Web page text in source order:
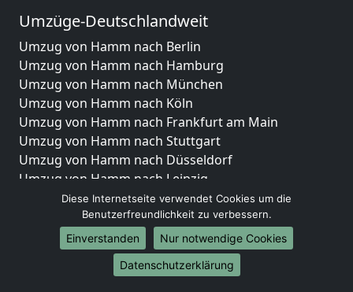
Umzüge-Deutschlandweit
Umzug von Hamm nach Berlin
Umzug von Hamm nach Hamburg
Umzug von Hamm nach München
Umzug von Hamm nach Köln
Umzug von Hamm nach Frankfurt am Main
Umzug von Hamm nach Stuttgart
Umzug von Hamm nach Düsseldorf
Umzug von Hamm nach Leipzig
Umzug von Hamm nach Dortmund
Umzug von Hamm nach Essen
Umzug von Hamm nach Bremen
Umzug von Hamm nach Dresden
Umzug von Hamm nach Hannover
Diese Internetseite verwendet Cookies um die
Benutzerfreundlichkeit zu verbessern.
Einverstanden
Nur notwendige Cookies
Datenschutzerklärung